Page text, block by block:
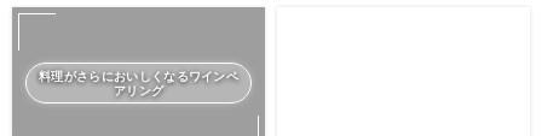
料理がさらにおいしくなるワインペ
アリング